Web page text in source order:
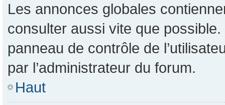
Les annonces globales
consulter aussi vite que
panneau de contrôle de
par l’administrateur du forum.
Haut